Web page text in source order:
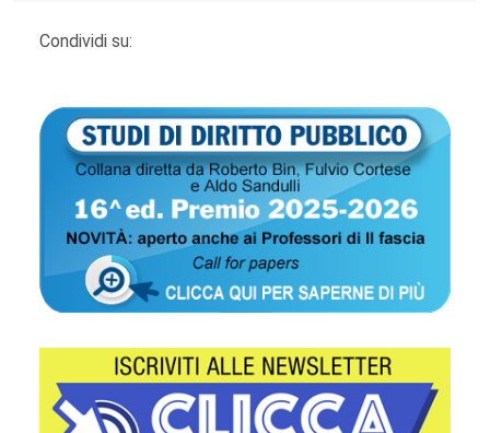
Condividi su: